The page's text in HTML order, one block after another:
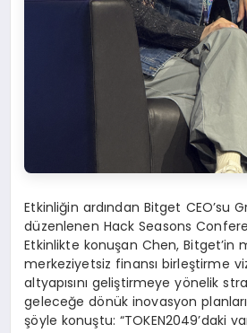
Etkinliğin ardından Bitget CEO’su
düzenlenen Hack Seasons
Etkinlikte konuşan Chen, Bitget’in
merkeziyetsiz finansı birleştirme
altyapısını geliştirmeye yönelik
geleceğe dönük inovasyon
şöyle konuştu: “TOKEN2049’daki